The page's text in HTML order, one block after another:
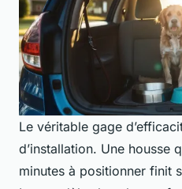
Le véritable gage
d’installation. Une housse
minutes à positionner finit